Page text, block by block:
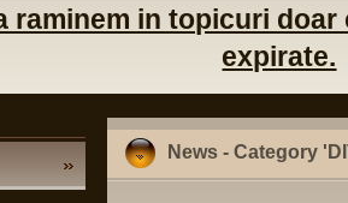
raminem in topicuri
expirate.
News - Category